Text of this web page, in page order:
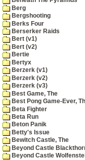
Berg
Bergshooting
Berks Four
Berserker Raids
Bert (v1)
Bert (v2)
Bertie
Bertyx
Berzerk (v1)
Berzerk (v2)
Berzerk (v3)
Best Game, The
Best Pong Game-Ever,
Beta Fighter
Beta Run
Beton Panik
Betty's Issue
Bewitch Castle, The
Beyond Castle
Beyond Castle